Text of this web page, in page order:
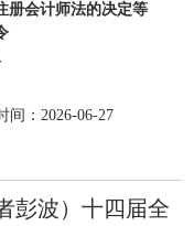
册会计师法的决定等
：2026-06-27
彭波）十四届全